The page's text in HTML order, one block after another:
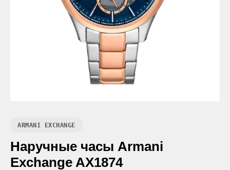
ARMANI EXCHANGE
Наручные часы Armani
Exchange AX1874